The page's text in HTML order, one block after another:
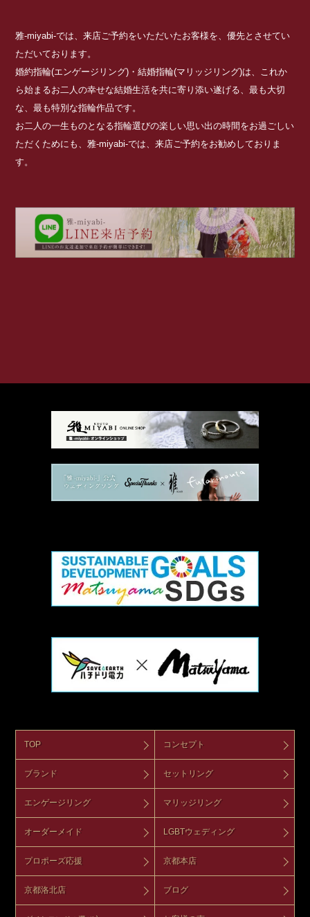
雅-miyabi-では、来店ご予約をいただいたお客様を、優先とさせてい
ただいております。
婚約指輪(エンゲージリング)・結婚指輪(マリッジリング)は、これか
ら始まるお二人の幸せな結婚生活を共に寄り添い遂げる、最も大切
な、最も特別な指輪作品です。
お二人の一生ものとなる指輪選びの楽しい思い出の時間をお過ごしい
ただくためにも、雅-miyabi-では、来店ご予約をお勧めしておりま
す。
TOP コンセプト
ブランド セットリング
エンゲージリング マリッジリング
オーダーメイド LGBTウェディング
プロポーズ応援 京都本店
京都洛北店 ブログ